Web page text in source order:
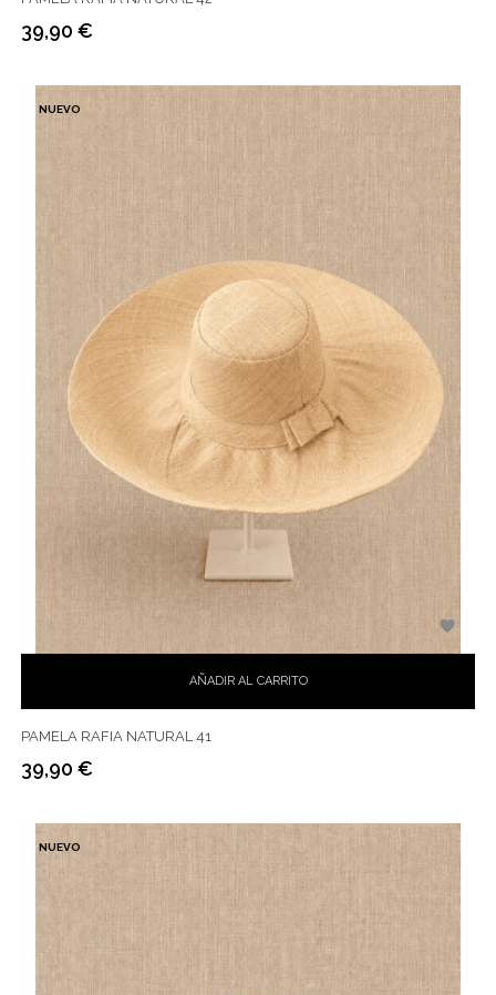
Precio
39,90 €
NUEVO
AÑADIR AL CARRITO

PAMELA RAFIA NATURAL 41
Precio
39,90 €
NUEVO